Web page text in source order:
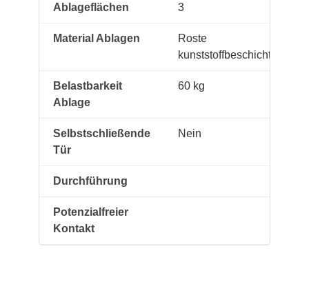
Ablageflächen 3
Material Ablagen
Roste
kunststoffbeschichtet
Belastbarkeit
Ablage
60 kg
Selbstschließende
Tür
Nein
Durchführung
Potenzialfreier
Kontakt